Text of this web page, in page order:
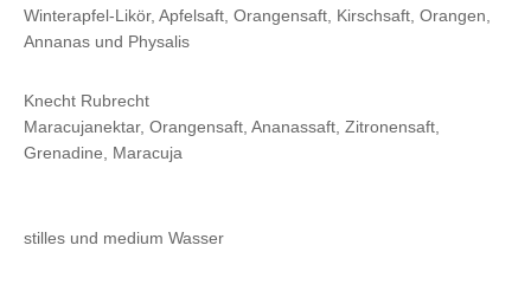
Winterapfel-Likör, Apfelsaft, Orangensaft, Kirschsaft, Orangen,
Annanas und Physalis
Knecht Rubrecht
Maracujanektar, Orangensaft, Ananassaft, Zitronensaft,
Grenadine, Maracuja
stilles und medium Wasser